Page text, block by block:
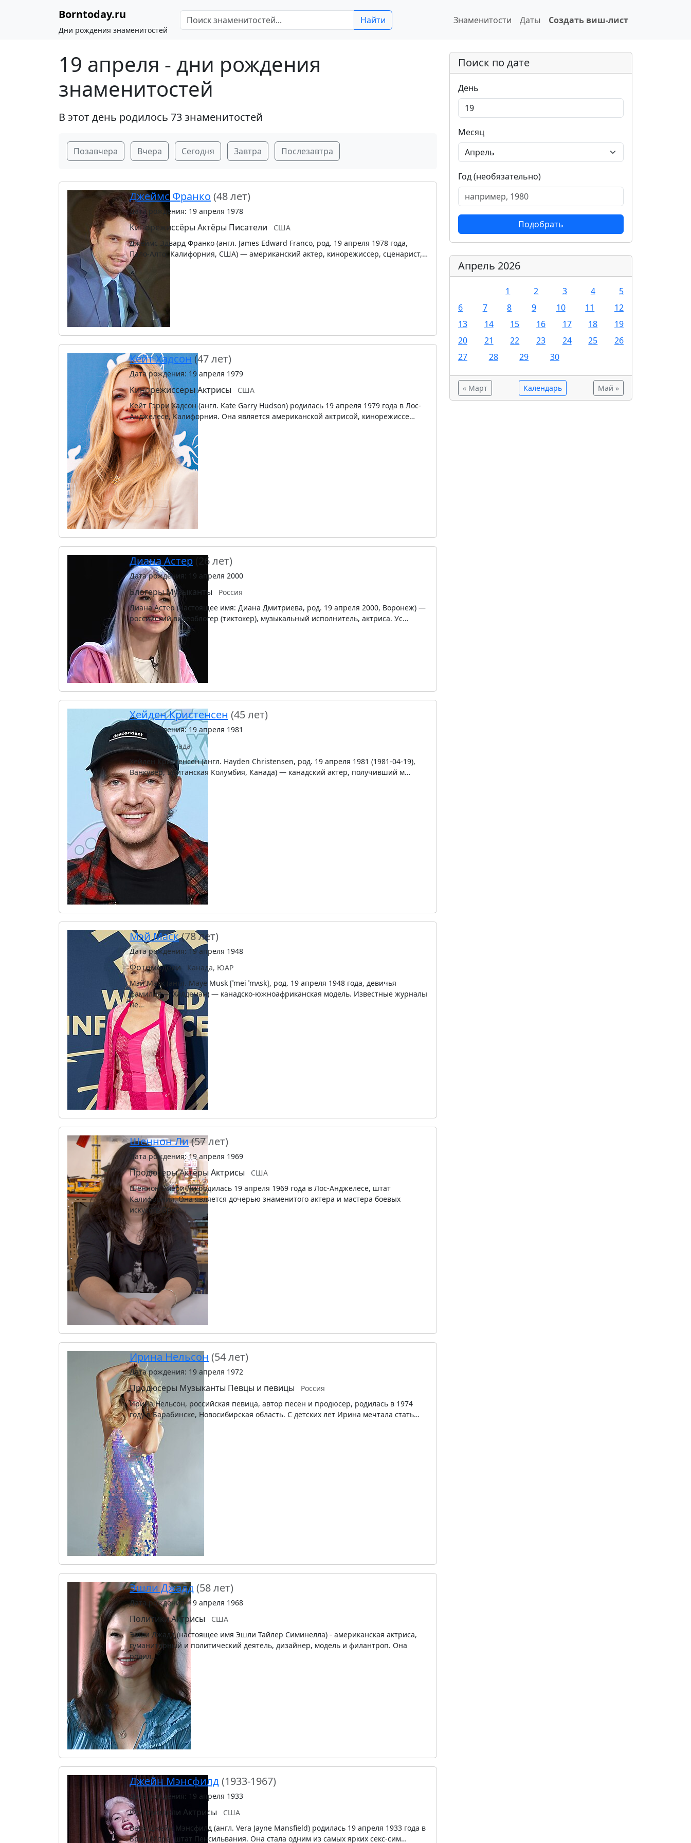
Borntoday.ru
Дни рождения знаменитостей
Найти Знаменитости Даты Создать виш-лист
19 апреля - дни рождения
знаменитостей
В этот день родилось 73 знаменитостей
Позавчера Вчера Сегодня Завтра Послезавтра
Джеймс Франко (48 лет)
Дата рождения: 19 апреля 1978
Кинорежиссёры Актёры Писатели
США
Джеймс Эдвард Франко (англ. James Edward Franco, род. 19 апреля 1978 года,
Пало-Алто, Калифорния, США) — американский актер, кинорежиссер, сценарист,…
Кейт Хадсон (47 лет)
Дата рождения: 19 апреля 1979
Кинорежиссёры Актрисы
США
Кейт Гэрри Хадсон (англ. Kate Garry Hudson) родилась 19 апреля 1979 года в Лос-
Анджелесе, Калифорния. Она является американской актрисой, кинорежиссе…
Диана Астер (26 лет)
Дата рождения: 19 апреля 2000
БлогерыМузыканты
Россия
Диана Астер (настоящее имя: Диана Дмитриева, род. 19 апреля 2000, Воронеж) —
российский видеоблогер (тиктокер), музыкальный исполнитель, актриса. Ус…
Хейден Кристенсен (45 лет)
Дата рождения: 19 апреля 1981
Актёры
Канада
Хейден Кристенсен (англ. Hayden Christensen, род. 19 апреля 1981 (1981-04-19),
Ванкувер, Британская Колумбия, Канада) — канадский актер, получивший м…
Мэй Маск(78 лет)
Дата рождения: 19 апреля 1948
Фотомодели
Канада, ЮАР
Мэй Маск (англ. Maye Musk [ˈmei ˈmʌsk], род. 19 апреля 1948 года, девичья
фамилия — Халдеман) — канадско-южноафриканская модель. Известные журналы
не…
Шеннон Ли(57 лет)
Дата рождения: 19 апреля 1969
ПродюсерыАктёры Актрисы
США
Шеннон Эмери Ли родилась 19 апреля 1969 года в Лос-Анджелесе, штат
Калифорния. Она является дочерью знаменитого актера и мастера боевых
искусств Брюс…
Ирина Нельсон (54 лет)
Дата рождения: 19 апреля 1972
Продюсеры Музыканты Певцы и певицы
Россия
Ирина Нельсон, российская певица, автор песен и продюсер, родилась в 1974
году в Барабинске, Новосибирская область. С детских лет Ирина мечтала стать…
Эшли Джадд(58 лет)
Дата рождения: 19 апреля 1968
ПолитикиАктрисы
США
Эшли Джадд (настоящее имя Эшли Тайлер Симинелла) - американская актриса,
гуманитарный и политический деятель, дизайнер, модель и филантроп. Она
родил…
Джейн Мэнсфилд(1933-1967)
Дата рождения: 19 апреля 1933
Фотомодели Актрисы
США
Вера Джейн Мэнсфилд (англ. Vera Jayne Mansfield) родилась 19 апреля 1933 года в
Брин-Море, штат Пенсильвания. Она стала одним из самых ярких секс-сим…
Поиск по дате
День
Месяц
Год (необязательно)
Подобрать
Апрель 2026
1 2 3 4
5
6
7 8 9 10 11
12
13
14 15 16 17 18
19
20
21 22 23 24 25
26
27
28 29 30
« Март Календарь Май »